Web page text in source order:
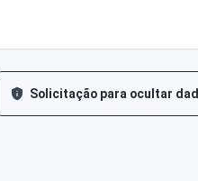
Solicitação para ocultar